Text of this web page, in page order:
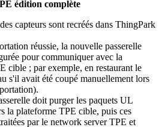
édition complète
capteurs sont recréés dans ThingPark
réussie, la nouvelle passerelle
pour communiquer avec la
cible ; par exemple, en restaurant le
s'il avait été coupé manuellement lors
doit purger les paquets UL
la plateforme TPE cible, puis ces
par le network server TPE et